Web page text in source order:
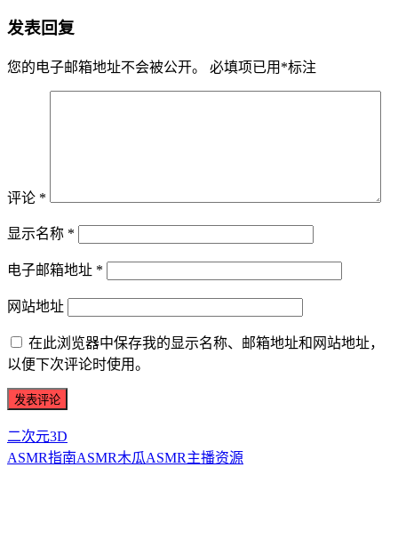
发表回复
您的电子邮箱地址不会被公开。 必填项已用 *标注
评论 *
显示名称 *
电子邮箱地址 *
网站地址
在此浏览器中保存我的显示名称、邮箱地址和网站地址，
以便下次评论时使用。
二次元3D
ASMR指南ASMR木瓜ASMR主播资源